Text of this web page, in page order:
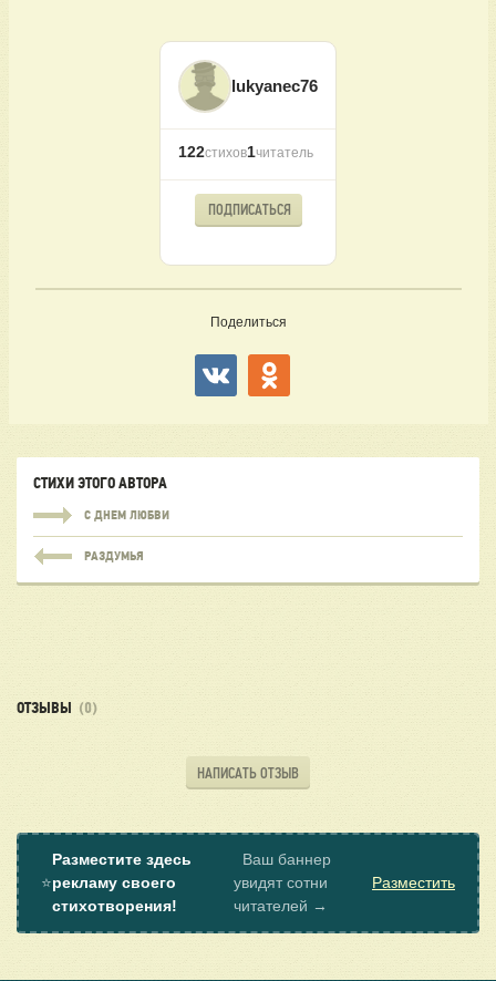
lukyanec76
122стихов1читатель
ПОДПИСАТЬСЯ
Поделиться
СТИХИ ЭТОГО АВТОРА
С ДНЕМ ЛЮБВИ
РАЗДУМЬЯ
ОТЗЫВЫ (0)
НАПИСАТЬ ОТЗЫВ
⭐
Разместите здесь
рекламу своего
стихотворения!
Ваш баннер
увидят сотни
читателей →
Разместить